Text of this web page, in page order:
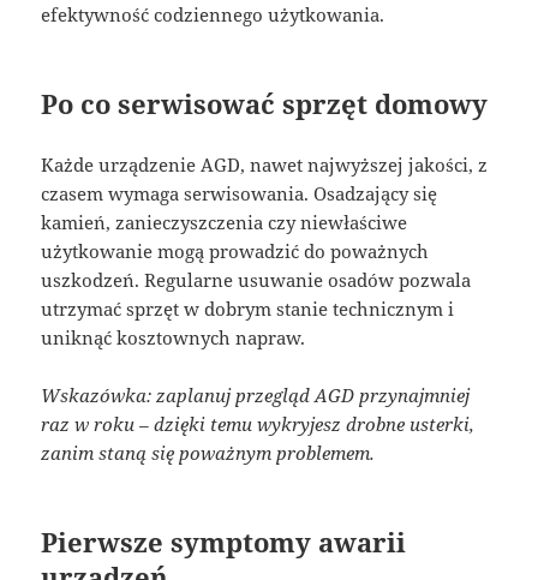
efektywność codziennego użytkowania.
Po co serwisować sprzęt domowy
Każde urządzenie AGD, nawet najwyższej jakości, z
czasem wymaga serwisowania. Osadzający się
kamień, zanieczyszczenia czy niewłaściwe
użytkowanie mogą prowadzić do poważnych
uszkodzeń. Regularne usuwanie osadów pozwala
utrzymać sprzęt w dobrym stanie technicznym i
uniknąć kosztownych napraw.
Wskazówka: zaplanuj przegląd AGD przynajmniej
raz w roku – dzięki temu wykryjesz drobne usterki,
zanim staną się poważnym problemem.
Pierwsze symptomy awarii